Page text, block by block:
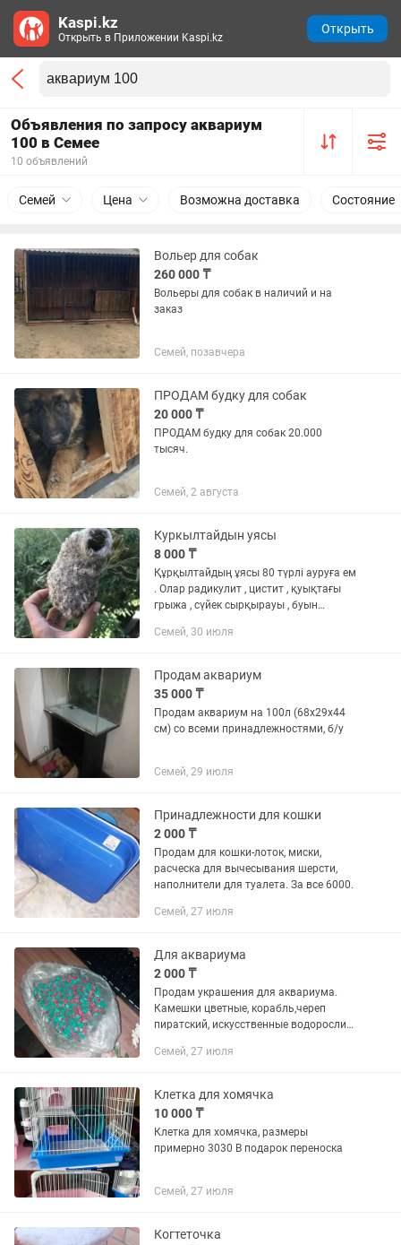
Объявления по запросу аквариум
100 в Семее
10 объявлений
Семей Цена Возможна доставка Состояние
Вольер для собак
260 000 ₸
Вольеры для собак в наличий и на
заказ
Семей, позавчера
ПРОДАМ будку для собак
20 000 ₸
ПРОДАМ будку для собак 20.000
тысяч.
Семей, 2 августа
Куркылтайдын уясы
8 000 ₸
Құрқылтайдың ұясы 80 түрлі ауруға ем
. Олар радикулит , цистит , қуықтағы
грыжа , сүйек сырқырауы , буын
ревматизм , жыныс жолдары суықтауы
Семей, 30 июля
Продам аквариум
35 000 ₸
Продам аквариум на 100л (68х29х44
см) со всеми принадлежностями, б/у
Семей, 29 июля
Принадлежности для кошки
2 000 ₸
Продам для кошки-лоток, миски,
расческа для вычесывания шерсти,
наполнители для туалета. За все 6000.
Семей, 27 июля
Для аквариума
2 000 ₸
Продам украшения для аквариума.
Камешки цветные, корабль,череп
пиратский, искусственные водоросли
Семей, 27 июля
Клетка для хомячка
10 000 ₸
Клетка для хомячка, размеры
примерно 3030 В подарок переноска
Семей, 27 июля
Когтеточка
Kaspi.kz
Открыть в Приложении Kaspi.kz
Открыть